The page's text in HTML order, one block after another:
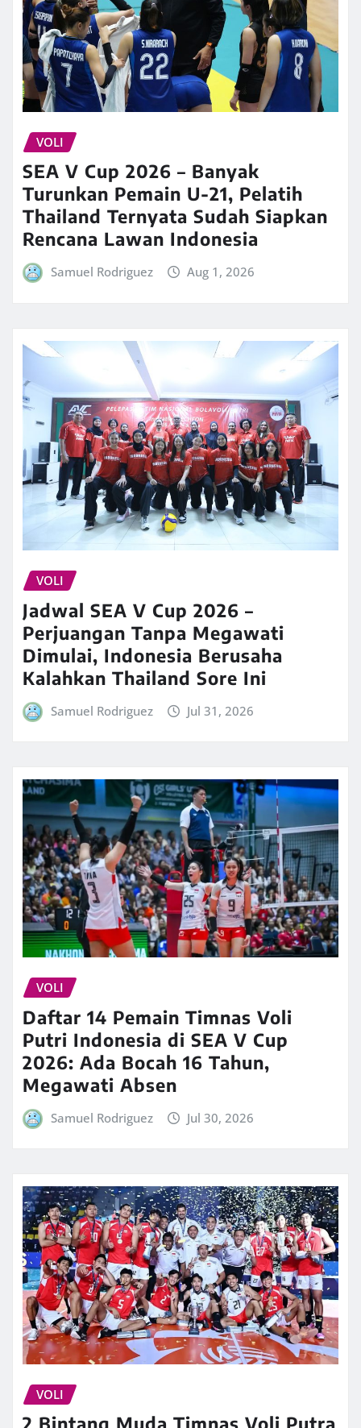
VOLI
SEA V Cup 2026 – Banyak
Turunkan Pemain U-21, Pelatih
Thailand Ternyata Sudah Siapkan
Rencana Lawan Indonesia
Samuel Rodriguez Aug 1, 2026
VOLI
Jadwal SEA V Cup 2026 –
Perjuangan Tanpa Megawati
Dimulai, Indonesia Berusaha
Kalahkan Thailand Sore Ini
Samuel Rodriguez Jul 31, 2026
VOLI
Daftar 14 Pemain Timnas Voli
Putri Indonesia di SEA V Cup
2026: Ada Bocah 16 Tahun,
Megawati Absen
Samuel Rodriguez Jul 30, 2026
VOLI
2 Bintang Muda Timnas Voli Putra